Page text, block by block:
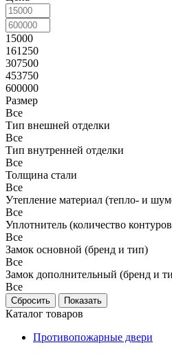
15000
161250
307500
453750
600000
Размер
Все
Тип внешней отделки
Все
Тип внутренней отделки
Все
Толщина стали
Все
Утепление материал (тепло- и
Все
Уплотнитель (количество
Все
Замок основной (бренд и тип)
Все
Замок дополнительный (бренд и
Все
Каталог товаров
Противопожарные двери